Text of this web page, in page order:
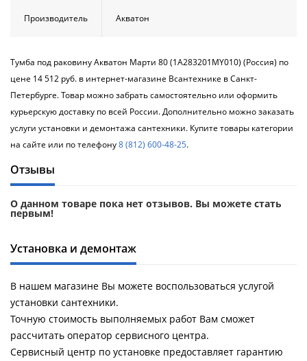
Все
новинки
Все
акции
Производитель Акватон
Тумба под раковину Акватон Марти 80 (1A283201MY010) (Россия) по
цене 14 512 руб. в интернет-магазине Всантехнике в Санкт-
Петербурге. Товар можно забрать самостоятельно или оформить
курьерскую доставку по всей России. Дополнительно можно заказать
услуги установки и демонтажа сантехники. Купите товары категории
на сайте или по телефону8 (812) 600-48-25.
Отзывы
О данном товаре пока нет отзывов. Вы можете стать
первым!
Установка и демонтаж
В нашем магазине Вы можете воспользоваться услугой
установки сантехники.
Точную стоимость выполняемых работ Вам сможет
рассчитать оператор сервисного центра.
Сервисный центр по установке предоставляет гарантию